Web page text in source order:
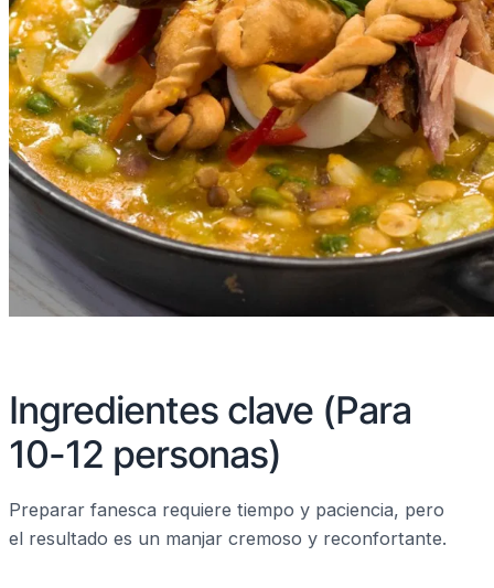
Ingredientes clave (Para
10-12 personas)
Preparar fanesca requiere tiempo y paciencia, pero
el resultado es un manjar cremoso y reconfortante.